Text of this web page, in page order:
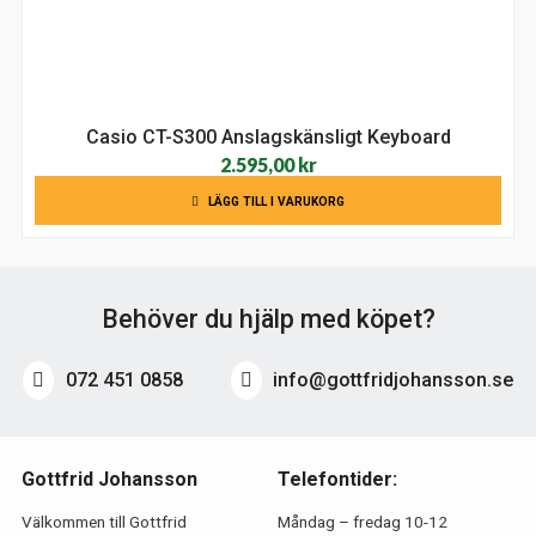
Casio CT-S300 Anslagskänsligt Keyboard
2.595,00kr
LÄGG TILL I VARUKORG
Behöver du hjälp med köpet?
072 451 0858 info@gottfridjohansson.se
Gottfrid Johansson
Välkommen till Gottfrid
Telefontider:
Måndag – fredag 10-12